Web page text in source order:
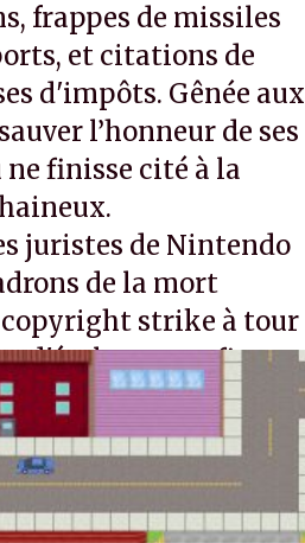
frappes de missiles
et citations de
d'impôts. Gênée aux
l’honneur de ses
finisse cité à la
juristes de Nintendo
de la mort
strike à tour
d'étaler sa confiture
d'enfance.P.